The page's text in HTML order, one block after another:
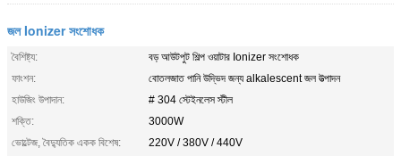
জল Ionizer সংশোধক
বৈশিষ্ট্য:
বড় আউটপুট শিল্প ওয়াটার Ionizer সংশোধক
ফাংশন:
বোতলজাত পানি উদ্ভিদ জন্য alkalescent জল উত্পাদন
হাউজিং উপাদান:
# 304 স্টেইনলেস স্টীল
শক্তি:
3000W
ভোল্টেজ, বৈদ্যুতিক একক বিশেষ:
220V / 380V / 440V